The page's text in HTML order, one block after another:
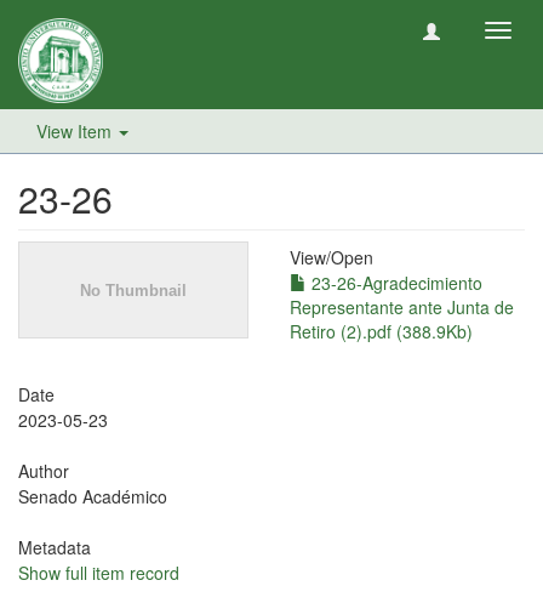
View Item
23-26
View/Open
23-26-Agradecimiento
Representante ante Junta de
Retiro (2).pdf (388.9Kb)
Date
2023-05-23
Author
Senado Académico
Metadata
Show full item record